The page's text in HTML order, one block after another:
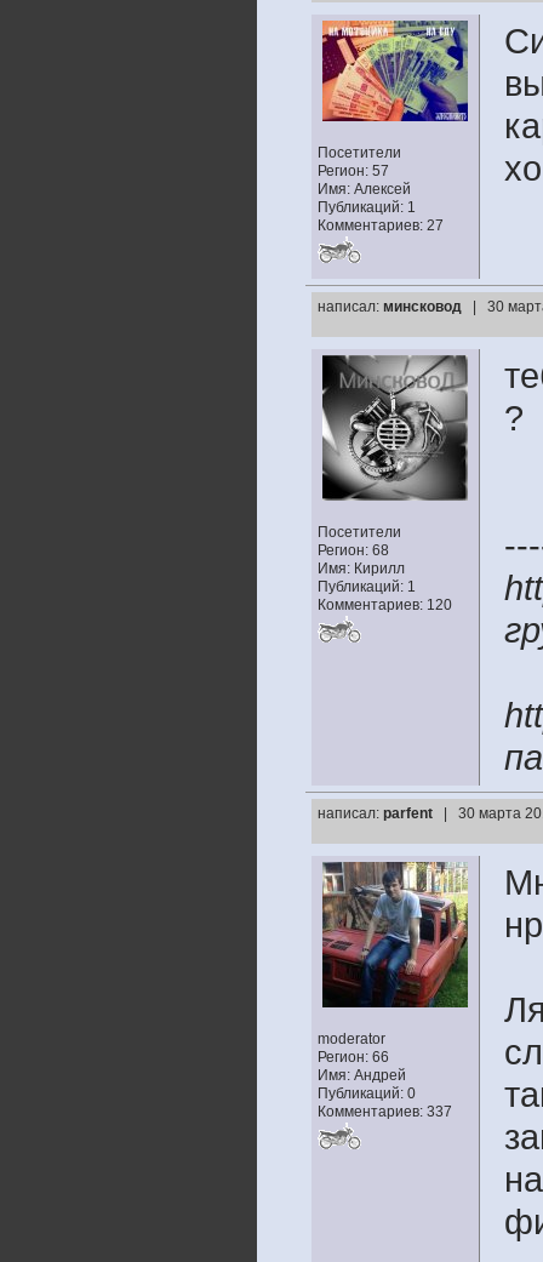
Посетители
Регион: 57
Имя: Алексей
Публикаций: 1
Комментариев: 27
написал: минсковод | 30
Посетители
Регион: 68
Имя: Кирилл
Публикаций: 1
Комментариев: 120
?
написал: parfent | 30 марта
moderator
Регион: 66
Имя: Андрей
Публикаций: 0
Комментариев: 337